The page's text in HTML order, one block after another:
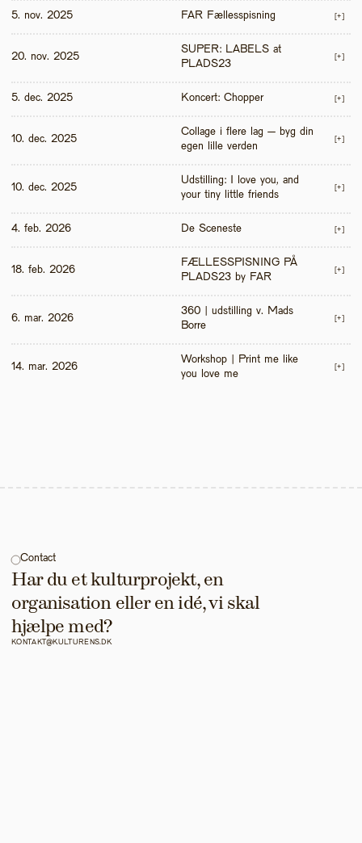
5. nov. 2025 FAR Fællesspisning [+]
20. nov. 2025
SUPER: LABELS at
PLADS23
[+]
5. dec. 2025 Koncert: Chopper [+]
10. dec. 2025
Collage i flere lag – byg din
egen lille verden
[+]
10. dec. 2025
Udstilling: I love you, and
your tiny little friends
[+]
4. feb. 2026 De Sceneste [+]
18. feb. 2026
FÆLLESSPISNING PÅ
PLADS23 by FAR
[+]
6. mar. 2026
360 | udstilling v. Mads
Borre
[+]
14. mar. 2026
Workshop | Print me like
you love me
[+]
Contact
Har du et kulturprojekt, en
organisation eller en idé, vi skal
hjælpe med?
KONTAKT@KULTURENS.DK